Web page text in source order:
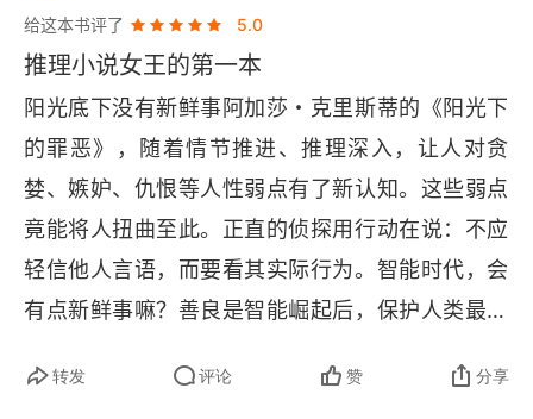
给这本书评了
5.0
推理小说女王的第一本
阳光底下没有新鲜事阿加莎・克里斯蒂的《阳光下
的罪恶》，随着情节推进、推理深入，让人对贪
婪、嫉妒、仇恨等人性弱点有了新认知。这些弱点
竟能将人扭曲至此。正直的侦探用行动在说：不应
轻信他人言语，而要看其实际行为。智能时代，会
有点新鲜事嘛？善良是智能崛起后，保护人类最后
转发 评论 赞 分享